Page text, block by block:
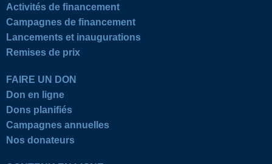
Activités de financement
Campagnes de financement
Lancements et inaugurations
Remises de prix
FAIRE UN DON
Don en ligne
Dons planifiés
Campagnes annuelles
Nos donateurs